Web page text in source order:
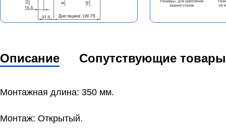
Описание Сопутствующие товары
Монтажная длина: 350 мм.
Монтаж: Открытый.